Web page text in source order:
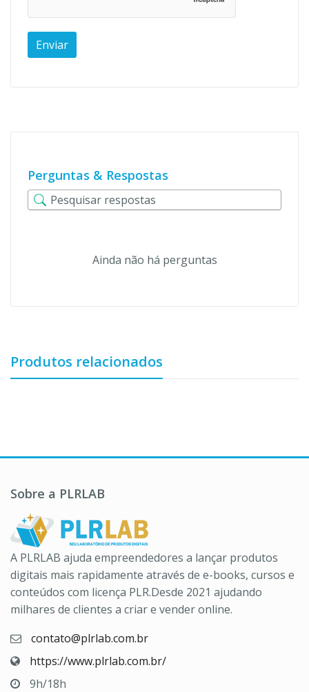
Perguntas & Respostas
Ainda não há perguntas
Produtos relacionados
Sobre a PLRLAB
A PLRLAB ajuda empreendedores a lançar produtos
digitais mais rapidamente através de e-books, cursos e
conteúdos com licença PLR.Desde 2021 ajudando
milhares de clientes a criar e vender online.
contato@plrlab.com.br
https://www.plrlab.com.br/
9h/18h